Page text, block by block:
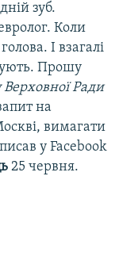
зуб.
Коли
І взагалі
Прошу
Ради
на
вимагати
у Facebook
25 червня.